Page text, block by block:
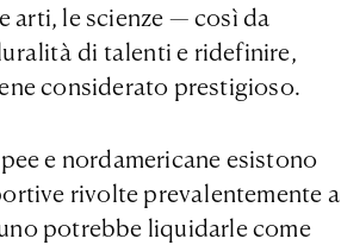
arti, le scienze — così da
di talenti e ridefinire,
considerato prestigioso.
e nordamericane esistono
rivolte prevalentemente a
potrebbe liquidarle come